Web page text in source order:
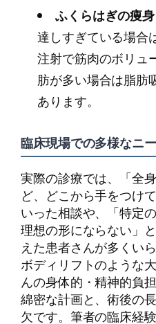
ふくらはぎの痩
達しすぎている場合
注射で筋肉のボリュ
肪が多い場合は脂肪
あります。
臨床現場での多様なニ
実際の診療では、「全
ど、どこから手をつけ
いった相談や、「特定
理想の形にならない」
えた患者さんが多くい
ボディリフトのような
んの身体的・精神的負
綿密な計画と、術後の
欠です。筆者の臨床経